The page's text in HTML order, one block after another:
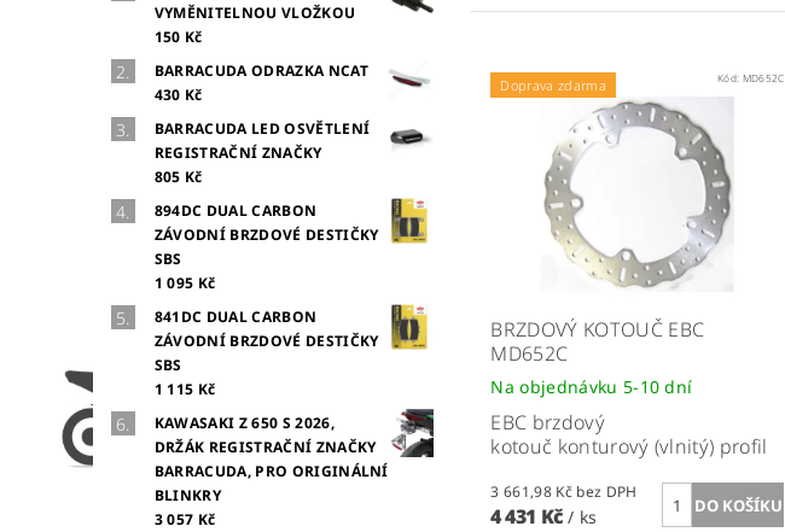
VYMĚNITELNOU VLOŽKOU
150 Kč
BARRACUDA ODRAZKA NCAT
430 Kč
BARRACUDA LED OSVĚTLENÍ
REGISTRAČNÍ ZNAČKY
805 Kč
894DC DUAL CARBON
ZÁVODNÍ BRZDOVÉ DESTIČKY
SBS
1 095 Kč
841DC DUAL CARBON
ZÁVODNÍ BRZDOVÉ DESTIČKY
SBS
1 115 Kč
KAWASAKI Z 650 S 2026,
DRŽÁK REGISTRAČNÍ ZNAČKY
BARRACUDA, PRO ORIGINÁLNÍ
BLINKRY
3 057 Kč
Doprava zdarma Kód: MD652C
BRZDOVÝ KOTOUČ EBC
MD652C
Na objednávku 5-10 dní
EBC brzdový
kotouč konturový (vlnitý) profil
3 661,98 Kč bez DPH
4 431 Kč/ ks